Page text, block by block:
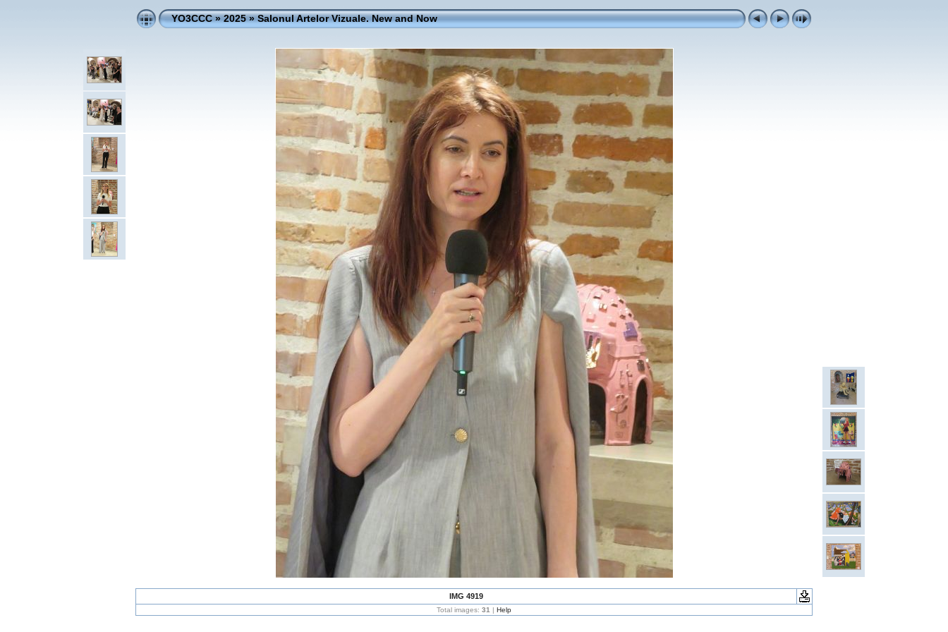
YO3CCC»2025»Salonul Artelor Vizuale. New and Now
IMG 4919
Total images: 31 | Help